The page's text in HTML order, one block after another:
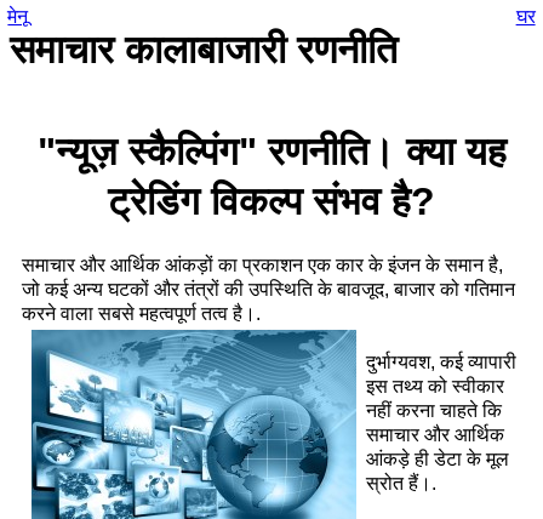
समाचार कालाबाजारी रणनीति
मेनू घर
"न्यूज़ स्कैल्पिंग" रणनीति। क्या यह
ट्रेडिंग विकल्प संभव है?
समाचार और आर्थिक आंकड़ों का प्रकाशन एक कार के इंजन के समान है,
जो कई अन्य घटकों और तंत्रों की उपस्थिति के बावजूद, बाजार को गतिमान
करने वाला सबसे महत्वपूर्ण तत्व है।.
दुर्भाग्यवश, कई व्यापारी
इस तथ्य को स्वीकार
नहीं करना चाहते कि
समाचार और आर्थिक
आंकड़े ही डेटा के मूल
स्रोत हैं।.